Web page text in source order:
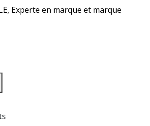
Experte en marque et marque